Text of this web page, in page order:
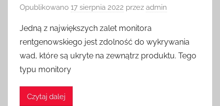
Opublikowano 17 sierpnia 2022 przez admin
Jedną z największych zalet monitora
rentgenowskiego jest zdolność do wykrywania
wad, które są ukryte na zewnątrz produktu. Tego
typu monitory
Czytaj dalej